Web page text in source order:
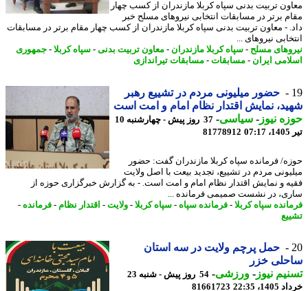
تربیت بدنی سپاه کربلا مازندران از کسب چهار
برتر در مسابقات انتخابی نیروهای مسلح خبر
- معاون تربیت بدنی سپاه کربلا مازندران از کسب چهار مقام برتر در مسابقات
نیروهای ...
مسلح-سپاه کربلا مازندران- معاون تربیت بدنی-سپاه کربلا- جمهوری
ایران - مسابقات-مسابقات تیراندازی
حضور میلیونی مردم در تشییع رهبر
نمایش اقتدار نظام امام و امت است
نیوز-سیاسی-
37 روز پیش - چهارشنبه 10
81778912
فرمانده سپاه کربلا مازندران گفت: حضور
مردم در تشییع، تجدید بیعت با اصل ولایت
و نمایش اقتدار نظام امام و امت است. - به گزارش خبرگزاری حوزه از
در نشست صمیمی فرمانده ...
سپاه کربلا- فرمانده سپاه-سپاه کربلا- ولایت-اقتدار نظام-فرمانده-
حمل پرچم ولایت در سه استان
خزر
نیوز-ورزشی-
54 روز پیش - شنبه 23
22:35
81661723